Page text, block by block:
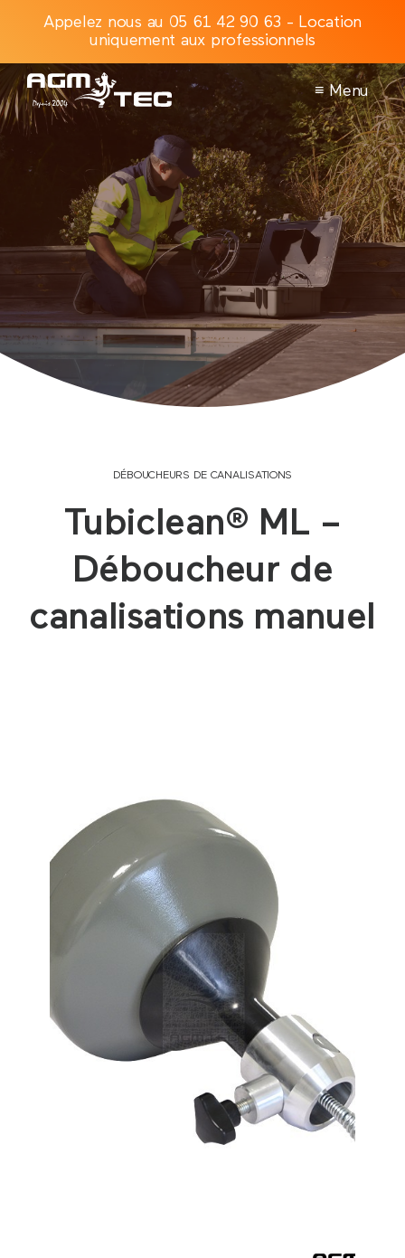
Appelez nous au 05 61 42 90 63 - Location
uniquement aux professionnels
≡ Menu
DÉBOUCHEURS DE CANALISATIONS
Tubiclean® ML –
Déboucheur de
canalisations manuel